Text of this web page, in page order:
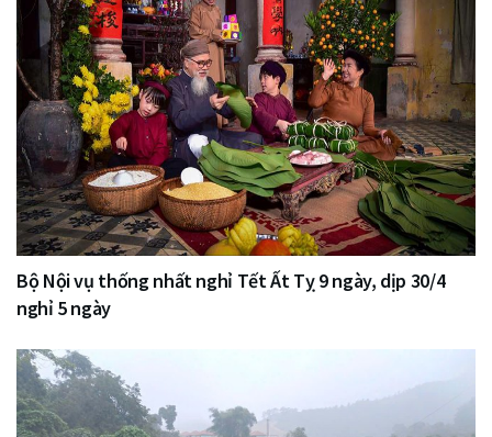
Bộ Nội vụ thống nhất nghỉ Tết Ất Tỵ 9 ngày, dịp 30/4
nghỉ 5 ngày